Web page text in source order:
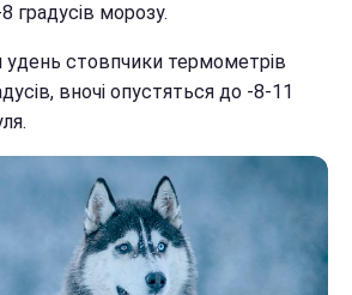
градусів морозу.
удень стовпчики термометрів
вночі опустяться до -8-11